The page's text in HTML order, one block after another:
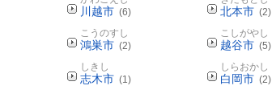
川越市 (6) 北本市 (2)
こうのすし
鴻巣市 (2)
こしがやし
越谷市 (5)
しきし
志木市 (1)
しらおかし
白岡市 (2)